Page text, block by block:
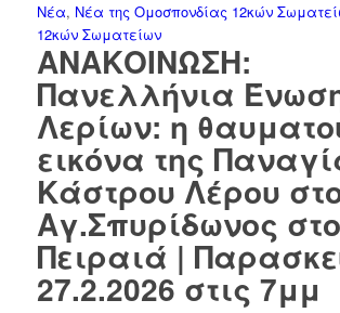
Νέα, Νέα της Ομοσπονδίας 12κών
12κών Σωματείων
ΑΝΑΚΟΙΝΩΣΗ:
Πανελλήνια
Λερίων: η
εικόνα της
Κάστρου Λέρου
Αγ.Σπυρίδωνος
Πειραιά |
27.2.2026 στις 7μμ